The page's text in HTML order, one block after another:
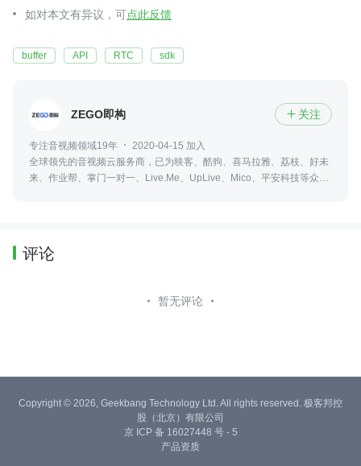
如对本文有异议，可点此反馈
buffer API RTC sdk
ZEGO即构  关注
专注音视频领域19年
2020-04-15 加入
全球领先的音视频云服务商，已为映客、酷狗、喜马拉雅、荔枝、好未
来、作业帮、掌门一对一、Live.Me、UpLive、Mico、平安科技等众多
评论
暂无评论
Copyright © 2026, Geekbang Technology Ltd. All rights reserved. 极客邦控
股（北京）有限公司
京 ICP 备 16027448 号 - 5
产品资质